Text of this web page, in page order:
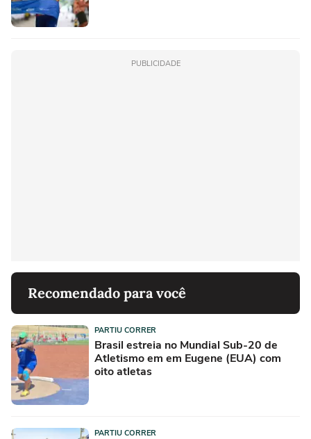
PUBLICIDADE
Recomendado para você
PARTIU CORRER
Brasil estreia no Mundial Sub-20 de
Atletismo em em Eugene (EUA) com
oito atletas
PARTIU CORRER